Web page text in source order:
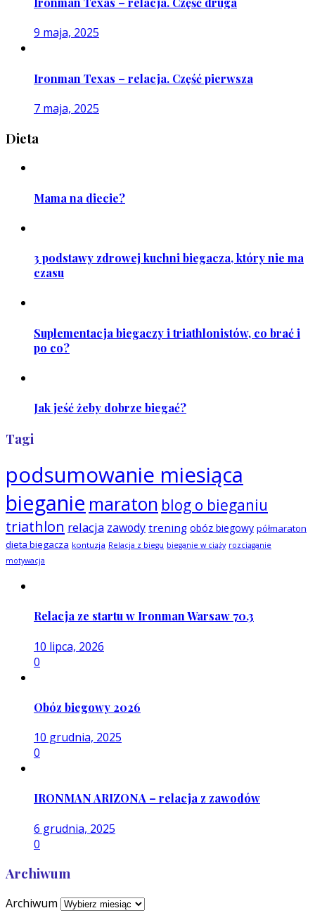
9 maja, 2025
Ironman Texas – relacja. Część pierwsza
7 maja, 2025
Dieta
Mama na diecie?
3 podstawy zdrowej kuchni biegacza, który nie ma
czasu
Suplementacja biegaczy i triathlonistów, co brać i
po co?
Jak jeść żeby dobrze biegać?
Tagi
podsumowanie miesiąca
bieganie maraton blog o bieganiu
triathlon relacja zawody trening obóz biegowy półmaraton
dieta biegacza kontuzja Relacja z biegu bieganie w ciąży rozciąganie
motywacja
Relacja ze startu w Ironman Warsaw 70.3
10 lipca, 2026
0
Obóz biegowy 2026
10 grudnia, 2025
0
IRONMAN ARIZONA – relacja z zawodów
6 grudnia, 2025
0
Archiwum
Archiwum